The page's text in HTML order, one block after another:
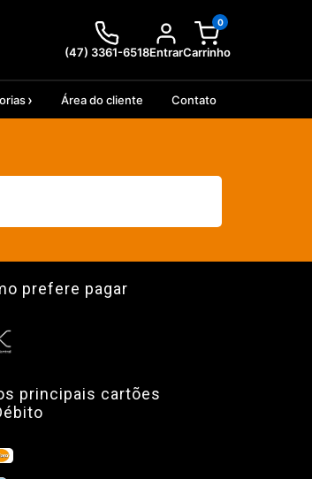
(47) 3361-6518Entrar
0
Carrinho
Área do cliente Contato
prefere pagar
principais cartões